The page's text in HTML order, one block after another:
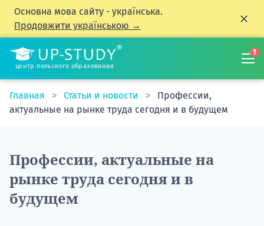
Основна мова сайту - українська.
Продовжити українською →
центр польского образования
1
Главная Статьи и новости
Профессии,
актуальные на рынке труда сегодня и в будущем
Профессии, актуальные на
рынке труда сегодня и в
будущем